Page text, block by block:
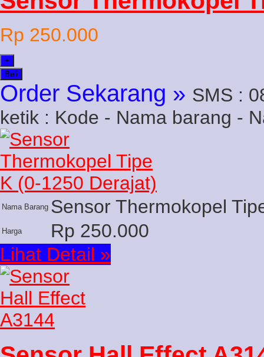
Rp 250.000
+
Beli
Order Sekarang » SMS :
ketik : Kode - Nama barang -
Nama Barang Sensor Thermokopel
Harga
Rp 250.000
Lihat Detail »